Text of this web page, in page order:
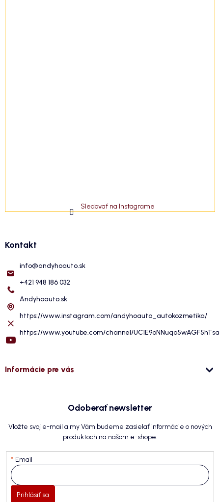
Sledovať na Instagrame
Kontakt
info@andyhoauto.sk
+421 948 186 032
Andyhoauto.sk
https://www.instagram.com/andyhoauto_autokozmetika/
https://www.youtube.com/channel/
Informácie pre vás
Odoberať newsletter
Vložte svoj e-mail a my Vám budeme zasielať informácie o nových
produktoch na našom e-shope.
Email
Prihlásiť sa